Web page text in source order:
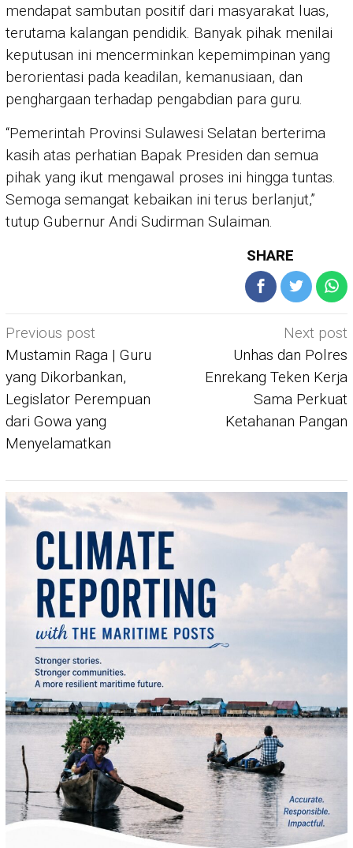
mendapat sambutan positif dari masyarakat luas,
terutama kalangan pendidik. Banyak pihak menilai
keputusan ini mencerminkan kepemimpinan yang
berorientasi pada keadilan, kemanusiaan, dan
penghargaan terhadap pengabdian para guru.
“Pemerintah Provinsi Sulawesi Selatan berterima
kasih atas perhatian Bapak Presiden dan semua
pihak yang ikut mengawal proses ini hingga tuntas.
Semoga semangat kebaikan ini terus berlanjut,”
tutup Gubernur Andi Sudirman Sulaiman.
SHARE
Post
navigation
Previous post
Mustamin Raga | Guru
yang Dikorbankan,
Legislator Perempuan
dari Gowa yang
Menyelamatkan
Next post
Unhas dan Polres
Enrekang Teken Kerja
Sama Perkuat
Ketahanan Pangan